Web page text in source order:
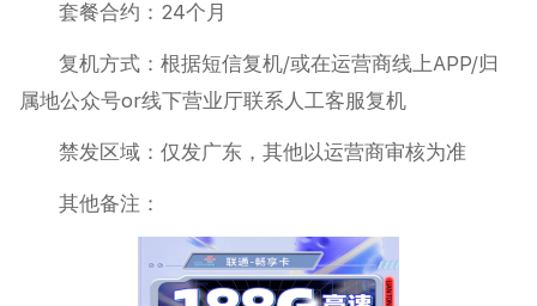
套餐合约：24个月
复机方式：根据短信复机/或在运营商线上APP/归
属地公众号or线下营业厅联系人工客服复机
禁发区域：仅发广东，其他以运营商审核为准
其他备注：